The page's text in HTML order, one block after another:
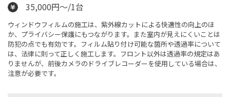
35,000円～/1台
ウィンドウフィルムの施工は、紫外線カットによる快適性の向上のほ
か、プライバシー保護にもつながります。また室内が見えにくいことは
防犯の点でも有効です。フィルム貼り付け可能な箇所や透過率について
は、法律に則って正しく施工します。フロント以外は透過率の規定はあ
りませんが、前後カメラのドライブレコーダーを使用している場合は、
注意が必要です。